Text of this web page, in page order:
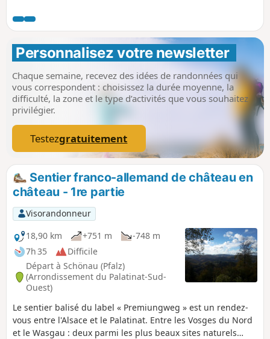
fréquentée). On revient vers Eppenbrunn en passant par le
Rocher de Diane, sur la frontière franco-allemande, et les
rochers du Teufelstisch.
Personnalisez votre newsletter
Chaque semaine, recevez des idées de randonnées qui
vous correspondent : choisissez la durée moyenne, la
difficulté, la zone et le type d’activités que vous souhaitez
privilégier.
Testezgratuitement
Sentier franco-allemand de château en
château - 1re partie
Visorandonneur
18,90 km
+751 m
-748 m
7h 35
Difficile
Départ à Schönau (Pfalz)
(Arrondissement du Palatinat-Sud-
Ouest)
Le sentier balisé du label « Premiungweg » est un rendez-
vous entre l'Alsace et le Palatinat. Entre les Vosges du Nord
et le Wasgau : deux parmi les plus beaux sites naturels